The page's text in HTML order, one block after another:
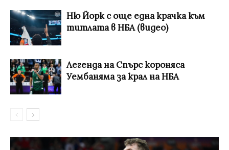
Ню Йорк с още една крачка към
титлата в НБА (видео)
Легенда на Спърс короняса
Уембаняма за крал на НБА